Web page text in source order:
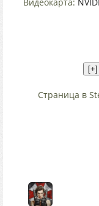
Страница в